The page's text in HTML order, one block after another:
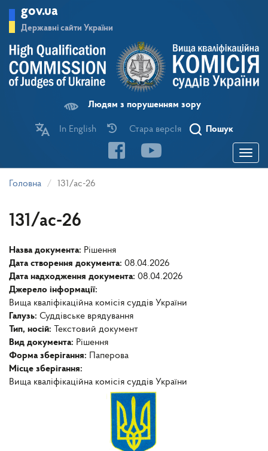
основного
матеріалу
gov.ua
Державні сайти України
Людям з порушенням зору
In English Стара версІя Пошук
Toggle
Головна 131/ас-26
131/ас-26
Назва документа: Рішення
Дата створення документа: 08.04.2026
Дата надходження документа: 08.04.2026
Джерело інформації:
Вища кваліфікаційна комісія суддів України
Галузь: Суддівське врядування
Тип, носій:
Текстовий документ
Вид документа: Рішення
Форма зберігання:
Паперова
Місце зберігання:
Вища кваліфікаційна комісія суддів України